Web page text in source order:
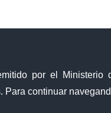
por el Ministerio
continuar